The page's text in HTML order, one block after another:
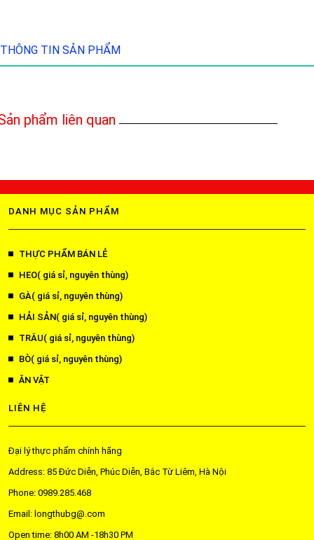
THÔNG TIN SẢN PHẨM
phẩm liên quan
DANH MỤC SẢN PHẨM
THỰC PHẨM BÁN LẺ
HEO( giá sỉ, nguyên thùng)
GÀ( giá sỉ, nguyên thùng)
HẢI SẢN( giá sỉ, nguyên thùng)
TRÂU( giá sỉ, nguyên thùng)
BÒ( giá sỉ, nguyên thùng)
ĂN VẶT
LIÊN HỆ
Đại lý thực phẩm chính hãng
Address: 85 Đức Diễn, Phúc Diễn, Bắc Từ Liêm, Hà Nội
Phone: 0989.285.468
Email: longthubg@.com
Open time: 8h00 AM -18h30 PM